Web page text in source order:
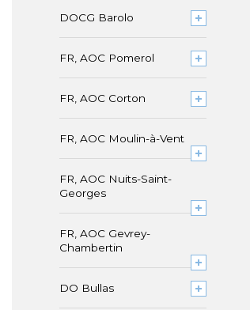
DOCG Barolo
FR, AOC Pomerol
FR, AOC Corton
FR, AOC Moulin-à-Vent
FR, AOC Nuits-Saint-
Georges
FR, AOC Gevrey-
Chambertin
DO Bullas